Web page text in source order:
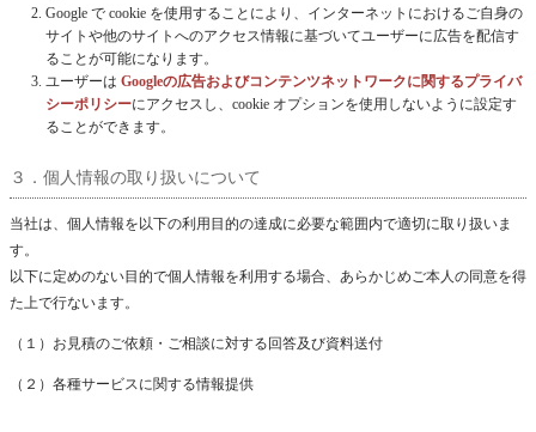
Google で cookie を使用することにより、インターネットにおけるご自身の
サイトや他のサイトへのアクセス情報に基づいてユーザーに広告を配信す
ることが可能になります。
ユーザーは Googleの広告およびコンテンツネットワークに関するプライバ
シーポリシーにアクセスし、cookie オプションを使用しないように設定す
ることができます。
３．個人情報の取り扱いについて
当社は、個人情報を以下の利用目的の達成に必要な範囲内で適切に取り扱いま
す。
以下に定めのない目的で個人情報を利用する場合、あらかじめご本人の同意を得
た上で行ないます。
（１）お見積のご依頼・ご相談に対する回答及び資料送付
（２）各種サービスに関する情報提供